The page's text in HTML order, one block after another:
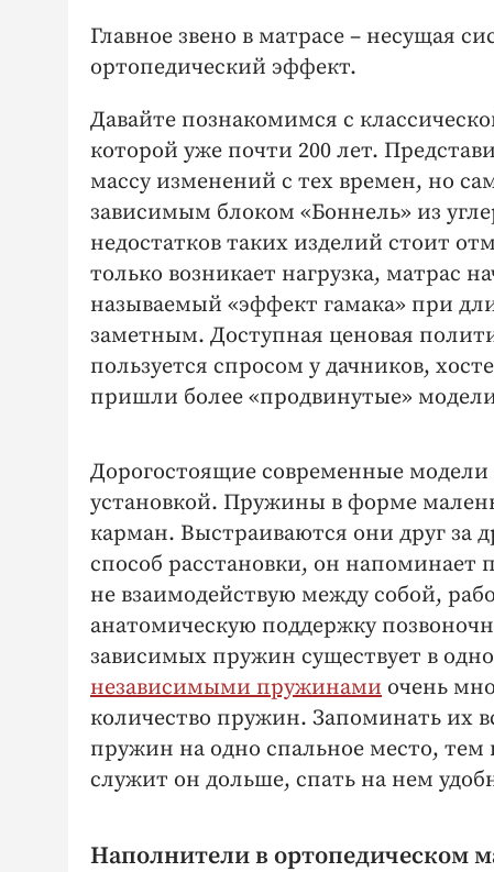
Главное звено в матрасе – несущая
ортопедический эффект.
Давайте познакомимся с
которой уже почти 200 лет.
массу изменений с тех времен, но
зависимым блоком «Боннель» из
недостатков таких изделий стоит
только возникает нагрузка, матрас
называемый «эффект гамака» при
заметным. Доступная ценовая
пользуется спросом у дачников,
пришли более «продвинутые»
Дорогостоящие современные
установкой. Пружины в форме
карман. Выстраиваются они друг за
способ расстановки, он
не взаимодействую между собой,
анатомическую поддержку
зависимых пружин существует в
независимыми пружинами очень
количество пружин. Запоминать их
пружин на одно спальное место,
служит он дольше, спать на нем
Наполнители в ортопедическом